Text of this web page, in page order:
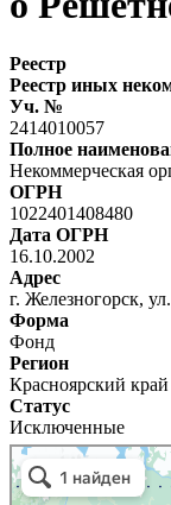
Реестр
Реестр иных
Уч. №
2414010057
Полное
Некоммерческая
ОГРН
1022401408480
Дата ОГРН
16.10.2002
Адрес
г. Железногорск,
Форма
Фонд
Регион
Красноярский край
Статус
Исключенные